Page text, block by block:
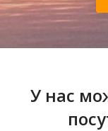
У нас